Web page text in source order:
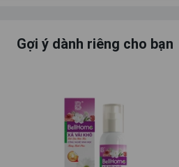
Gợi ý dành riêng cho bạn